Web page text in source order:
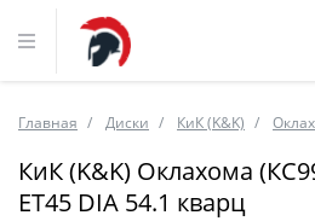
Главная Диски КиК (K&K)
КиК (K&K) Оклахома
ET45 DIA 54.1 кварц